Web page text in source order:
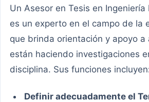
Un Asesor en Tesis en Ingeniería
es un experto en el campo de la
que brinda orientación y apoyo a
están haciendo investigaciones
disciplina. Sus funciones
Definir adecuadamente el